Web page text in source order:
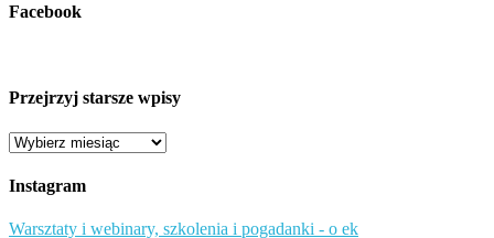
Facebook
Przejrzyj starsze wpisy
Przejrzyj
wpisy
Instagram
Warsztaty i webinary, szkolenia i pogadanki - o ek